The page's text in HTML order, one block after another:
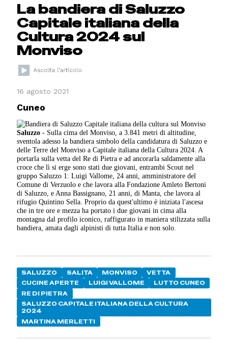
La bandiera di Saluzzo
Capitale italiana della
Cultura 2024 sul
Monviso
16 agosto 2021
Cuneo
Saluzzo - Sulla cima del Monviso, a 3.841 metri di altitudine,
sventola adesso la bandiera simbolo della candidatura di Saluzzo e
delle Terre del Monviso a Capitale italiana della Cultura 2024. A
portarla sulla vetta del Re di Pietra e ad ancorarla saldamente alla
croce che lì si erge sono stati due giovani, entrambi Scout nel
gruppo Saluzzo 1: Luigi Vallome, 24 anni, amministratore del
Comune di Verzuolo e che lavora alla Fondazione Amleto Bertoni
di Saluzzo, e Anna Bassignano, 21 anni, di Manta, che lavora al
rifugio Quintino Sella. Proprio da quest'ultimo è iniziata l'ascesa
che in tre ore e mezza ha portato i due giovani in cima alla
montagna dal profilo iconico, raffigurato in maniera stilizzata sulla
bandiera, amata dagli alpinisti di tutta Italia e non solo.
SALUZZO SALITA MONVISO
VETTA
CUCINE APERTE
LUIGI VALLOME
LUTTO CUNEO
RE DI PIETRA
SALUZZO CAPITALE ITALIANA DELLA CULTURA
2024
MARTINA MERLETTI